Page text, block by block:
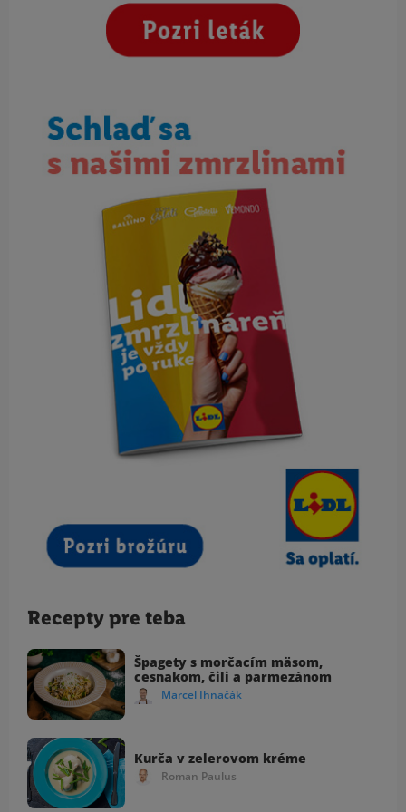
Recepty pre teba
Špagety s morčacím mäsom,
cesnakom, čili a parmezánom
Marcel Ihnačák
Kurča v zelerovom kréme
Roman Paulus